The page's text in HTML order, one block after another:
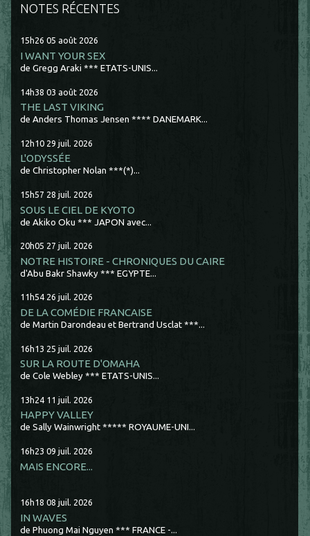
NOTES RÉCENTES
15h26 05 août 2026
I WANT YOUR SEX
de Gregg Araki *** ETATS-UNIS...
14h38 03 août 2026
THE LAST VIKING
de Anders Thomas Jensen **** DANEMARK...
12h10 29 juil. 2026
L'ODYSSÉE
de Christopher Nolan ***(*)...
15h57 28 juil. 2026
SOUS LE CIEL DE KYOTO
de Akiko Oku *** JAPON avec...
20h05 27 juil. 2026
NOTRE HISTOIRE - CHRONIQUES DU CAIRE
d'Abu Bakr Shawky *** EGYPTE...
11h54 26 juil. 2026
DE LA COMÉDIE FRANCAISE
de Martin Darondeau et Bertrand Usclat ***...
16h13 25 juil. 2026
SUR LA ROUTE D'OMAHA
de Cole Webley *** ETATS-UNIS...
13h24 11 juil. 2026
HAPPY VALLEY
de Sally Wainwright ***** ROYAUME-UNI...
16h23 09 juil. 2026
MAIS ENCORE...
16h18 08 juil. 2026
IN WAVES
de Phuong Mai Nguyen *** FRANCE -...